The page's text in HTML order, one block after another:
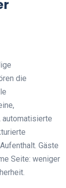
die
automatisierte
Gäste
Seite: weniger